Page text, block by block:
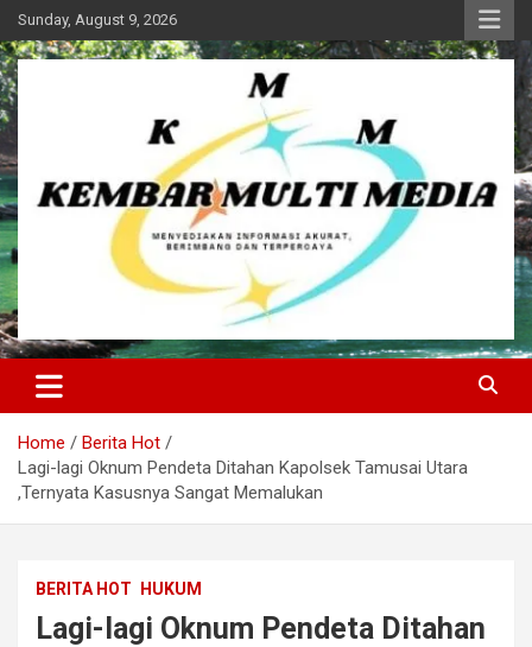
Skip
to
content
Sunday, August 9, 2026
Kembar Multi Media
Home
Berita Hot
Lagi-lagi Oknum Pendeta Ditahan Kapolsek Tamusai Utara
,Ternyata Kasusnya Sangat Memalukan
BERITA HOT HUKUM
Lagi-lagi Oknum Pendeta Ditahan